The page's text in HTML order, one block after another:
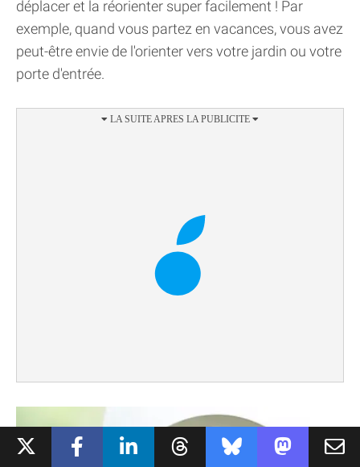
déplacer et la réorienter super facilement ! Par
exemple, quand vous partez en vacances, vous avez
peut-être envie de l'orienter vers votre jardin ou votre
porte d'entrée.